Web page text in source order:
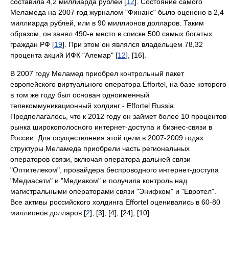
Меламеда на 2007 год журналом "Финанс" было оценено в 2,4
миллиарда рублей, или в 90 миллионов долларов. Таким
образом, он занял 490-е место в списке 500 самых богатых
граждан РФ [19]. При этом он являлся владельцем 78,32
процента акций ИФК "Алемар" [12], [16].
В 2007 году Меламед приобрел контрольный пакет
европейского виртуального оператора Effortel, на базе которого
в том же году был основан одноименный
телекоммуникационный холдинг - Effortel Russia.
Предполагалось, что к 2012 году он займет более 10 процентов
рынка широкополосного интернет-доступа и бизнес-связи в
России. Для осуществления этой цели в 2007-2009 годах
структуры Меламеда приобрели часть региональных
операторов связи, включая оператора дальней связи
"Оптителеком", провайдера беспроводного интернет-доступа
"Медиасети" и "Медиаком" и получила контроль над
магистральными операторами связи "Энифком" и "Евротел".
Все активы российского холдинга Effortel оценивались в 60-80
миллионов долларов [2], [3], [4], [24], [10].